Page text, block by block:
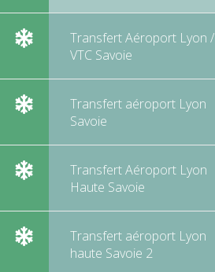
Transfert Aéroport Lyon /
VTC Savoie
Transfert aéroport Lyon
Savoie
Transfert Aéroport Lyon
Haute Savoie
Transfert aéroport Lyon
haute Savoie 2